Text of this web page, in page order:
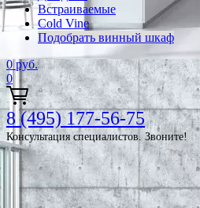
Встраиваемые
Cold Vine
Подобрать винный шкаф
0 руб.
0
8 (495) 177-56-75
Консультация специалистов. Звоните!